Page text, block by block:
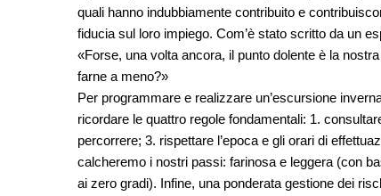
quali hanno indubbiamente contribuito e
fiducia sul loro impiego. Com’è stato scritto da un
«Forse, una volta ancora, il punto dolente è la
farne a meno?»
Per programmare e realizzare un’escursione
ricordare le quattro regole fondamentali: 1.
percorrere; 3. rispettare l’epoca e gli orari di
calcheremo i nostri passi: farinosa e leggera (con
ai zero gradi). Infine, una ponderata gestione dei